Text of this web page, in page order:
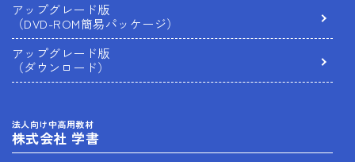
アップグレード版
（DVD-ROM簡易パッケージ）
アップグレード版
（ダウンロード）
法人向け中高用教材
株式会社 学書